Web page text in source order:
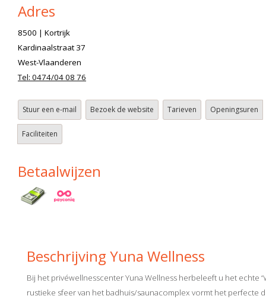
Adres
8500 | Kortrijk
Kardinaalstraat 37
West-Vlaanderen
Tel: 0474/04 08 76
Stuur een e-mail Bezoek de website Tarieven Openingsuren
Faciliteiten
Betaalwijzen
Beschrijving Yuna Wellness
Bij het privéwellnesscenter Yuna Wellness herbeleeft u het echte
rustieke sfeer van het badhuis/saunacomplex vormt het perfecte